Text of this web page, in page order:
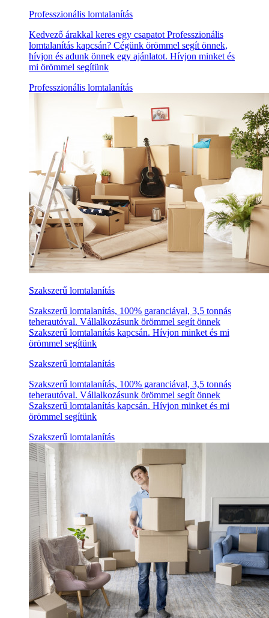
Professzionális lomtalanítás
Kedvező árakkal keres egy csapatot Professzionális
lomtalanítás kapcsán? Cégünk örömmel segít önnek,
hívjon és adunk önnek egy ajánlatot. Hívjon minket és
mi örömmel segítünk
Professzionális lomtalanítás
Szakszerű lomtalanítás
Szakszerű lomtalanítás, 100% garanciával, 3,5 tonnás
teherautóval. Vállalkozásunk örömmel segít önnek
Szakszerű lomtalanítás kapcsán. Hívjon minket és mi
örömmel segítünk
Szakszerű lomtalanítás
Szakszerű lomtalanítás, 100% garanciával, 3,5 tonnás
teherautóval. Vállalkozásunk örömmel segít önnek
Szakszerű lomtalanítás kapcsán. Hívjon minket és mi
örömmel segítünk
Szakszerű lomtalanítás